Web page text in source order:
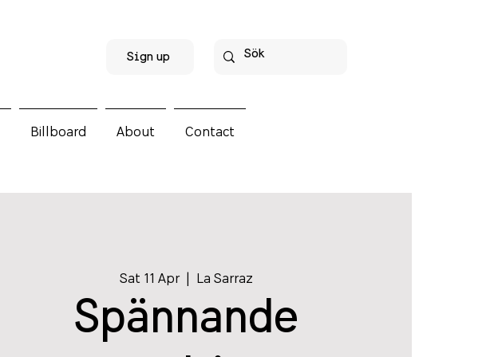
Sign up
Billboard About Contact
Sat 11 Apr
  |
La Sarraz
Spännande